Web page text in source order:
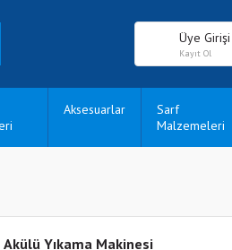
Üye Girişi
Kayıt Ol
Aksesuarlar
Sarf
Malzemeleri
Yıkama Makinesi